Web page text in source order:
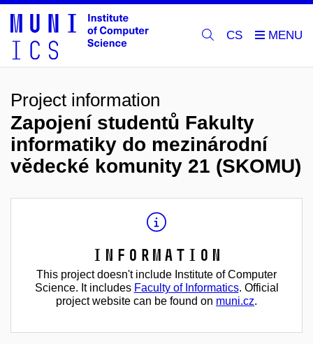
CS
Project information
Zapojení studentů Fakulty
informatiky do mezinárodní
vědecké komunity 21 (SKOMU)
Information
This project doesn't include Institute of Computer
Science. It includes Faculty of Informatics. Official
project website can be found on muni.cz.